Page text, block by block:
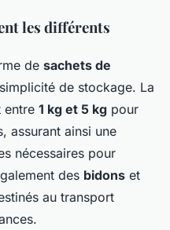
les différents
de sachets de
de stockage. La
entre 1 kg et 5 kg pour
assurant ainsi une
nécessaires pour
des bidons et
au transport